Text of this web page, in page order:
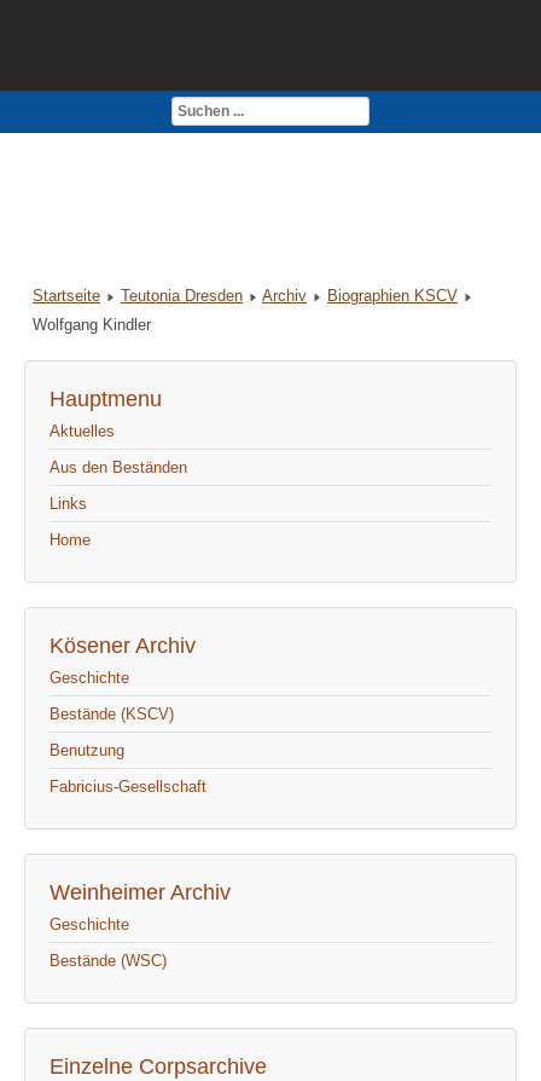
Impressum
Startseite Teutonia Dresden Archiv
Biographien KSCV
Wolfgang Kindler
Hauptmenu
Aktuelles
Aus den Beständen
Links
Home
Kösener Archiv
Geschichte
Bestände (KSCV)
Benutzung
Fabricius-Gesellschaft
Weinheimer Archiv
Geschichte
Bestände (WSC)
Einzelne Corpsarchive